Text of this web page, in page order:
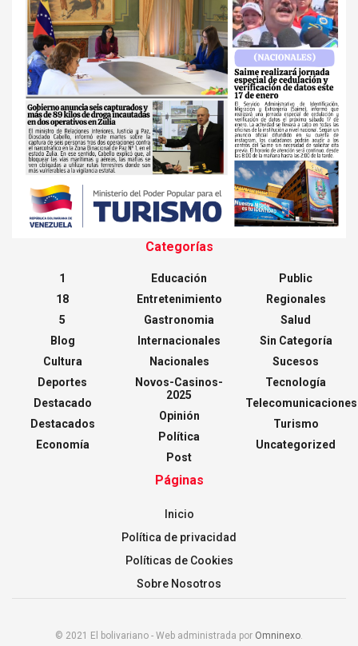
Categorías
1
18
5
Blog
Cultura
Deportes
Destacado
Destacados
Economía
Educación
Entretenimiento
Gastronomia
Internacionales
Nacionales
Novos-Casinos-
2025
Opinión
Política
Post
Public
Regionales
Salud
Sin Categoría
Sucesos
Tecnología
Telecomunicaciones
Turismo
Uncategorized
Páginas
Inicio
Política de privacidad
Políticas de Cookies
Sobre Nosotros
© 2021 El bolivariano - Web administrada por Omninexo